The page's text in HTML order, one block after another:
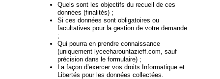
Quels sont les objectifs du recueil de ces
données (finalités) ;
Si ces données sont obligatoires ou
facultatives pour la gestion de votre demande
;
Qui pourra en prendre connaissance
(uniquement lyceeharountazieff.com, sauf
précision dans le formulaire) ;
La façon d’exercer vos droits Informatique et
Libertés pour les données collectées.